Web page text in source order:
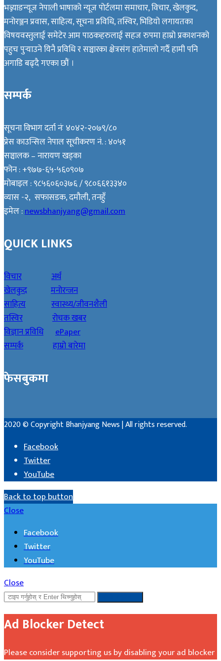
भञ्ज्याङन्यूज नेपाली भाषाको न्यूज पोर्टलमा समाचार, विचार, खेलकुद,
मनोरञ्जन प्रवास, साहित्य, सूचना प्रविधि, तस्विर, भिडियो लगायतका
विषयवस्तुलाई समेटेर आम पाठकहरुलाई सहज रुपमा हाम्रो प्रकाशनको
पहुच पुर्‍याउने यिनै प्रविधि र सञ्चारका क्षेत्रसंग हातेमालो गर्दै हामी पनि
अगाडि बढ्दै गएका छौं ।
सम्पर्क
सूचना विभाग दर्ता नंः ४०४२-२०७९/८०
प्रेस काउन्सिल नेपाल सूचीकरण नं. : ४०५१
सञ्चालक – नारायण खड्का
फोन : +९७७-६५-५६०९०७
मोबाइल : ९८५६०६०३७६ / ९८०६६१३३४०
व्यास -२, सफासडक, दमौली, तनहुँ
इमेल :newsbhanjyang@gmail.com
QUICK LINKS
विचार
अर्थ
खेलकुद
मनोरन्जन
साहित्य
स्वास्थ्य/जीवनशैली
तस्विर
रोचक खबर
विज्ञान प्रविधि
ePaper
सम्पर्क
हाम्रो बारेमा
फेसबुकमा
2020 © Copyright Bhanjyang News | All rights reserved.
Facebook
Twitter
YouTube
Back to top button
Close
Facebook
Twitter
YouTube
Close
Ad Blocker Detect
Please consider supporting us by disabling your ad blocker